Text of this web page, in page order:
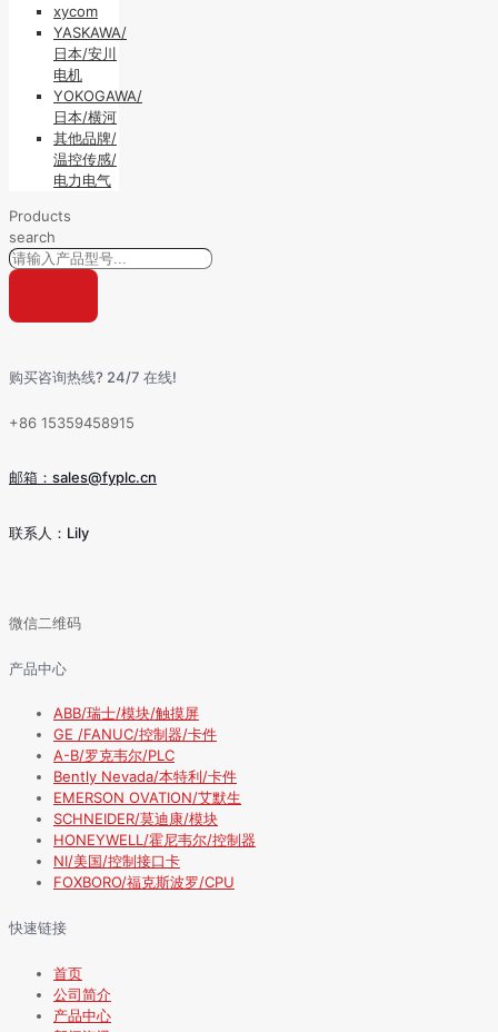
xycom
YASKAWA/
日本/安川
电机
YOKOGAWA/
日本/横河
其他品牌/
温控传感/
电力电气
Products
search
购买咨询热线? 24/7 在线!
+86 15359458915
邮箱：sales@fyplc.cn
联系人：Lily
微信二维码
产品中心
ABB/瑞士/模块/触摸屏
GE /FANUC/控制器/卡件
A-B/罗克韦尔/PLC
Bently Nevada/本特利/卡件
EMERSON OVATION/艾默生
SCHNEIDER/莫迪康/模块
HONEYWELL/霍尼韦尔/控制器
NI/美国/控制接口卡
FOXBORO/福克斯波罗/CPU
快速链接
首页
公司简介
产品中心